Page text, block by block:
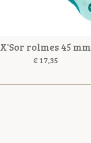
X'Sor rolmes 45 mm
€ 17,35